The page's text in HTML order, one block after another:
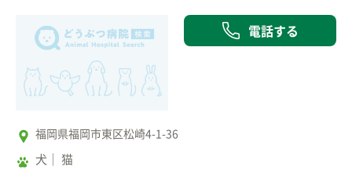
電話する
福岡県福岡市東区松崎4-1-36
犬 猫